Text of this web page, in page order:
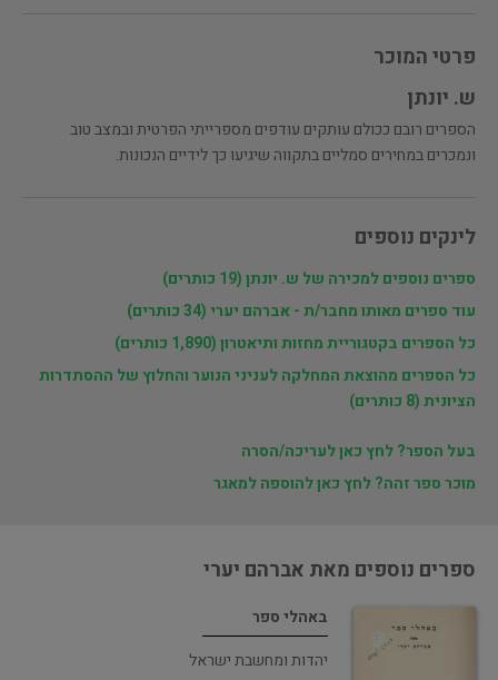
פרטי המוכר
ש. יונתן
הספרים רובם ככולם עותקים עודפים מספרייתי הפרטית ובמצב טוב
ונמכרים במחירים סמליים בתקווה שיגיעו כך לידיים הנכונות.
לינקים נוספים
ספרים נוספים למכירה של ש. יונתן (19 כותרים)
עוד ספרים מאותו מחבר/ת - אברהם יערי (34 כותרים)
כל הספרים בקטגוריית מחזות ותיאטרון (1,890 כותרים)
כל הספרים מהוצאת המחלקה לעניני הנוער והחלוץ של ההסתדרות
הציונית (8 כותרים)
בעל הספר? לחץ כאן לעריכה/הסרה
מוכר ספר זהה? לחץ כאן להוספה למאגר
ספרים נוספים מאת אברהם יערי
באהלי ספר
יהדות ומחשבת ישראל